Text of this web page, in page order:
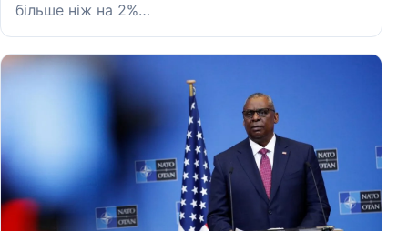
більше ніж на 2%…